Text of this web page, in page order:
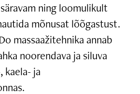
ning loomulikult
mõnusat lõõgastust.
massaažitehnika annab
noorendava ja siluva
kaela- ja